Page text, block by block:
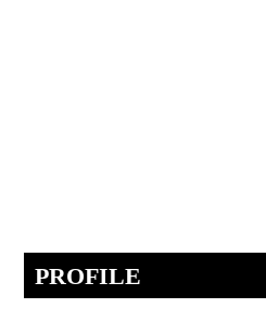
PROFILE